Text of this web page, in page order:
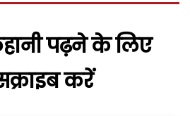
पढ़ने के लिए
करें